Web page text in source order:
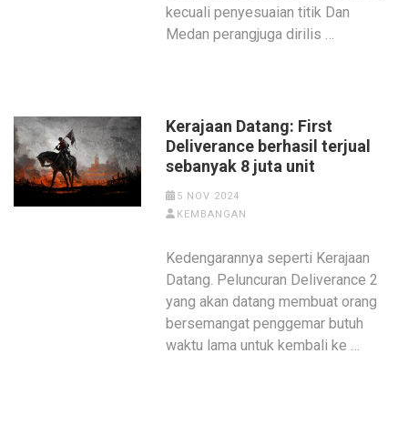
kecuali penyesuaian titik Dan
Medan perangjuga dirilis …
Kerajaan Datang: First
Deliverance berhasil terjual
sebanyak 8 juta unit
5 NOV 2024
KEMBANGAN
Kedengarannya seperti Kerajaan
Datang. Peluncuran Deliverance 2
yang akan datang membuat orang
bersemangat penggemar butuh
waktu lama untuk kembali ke …